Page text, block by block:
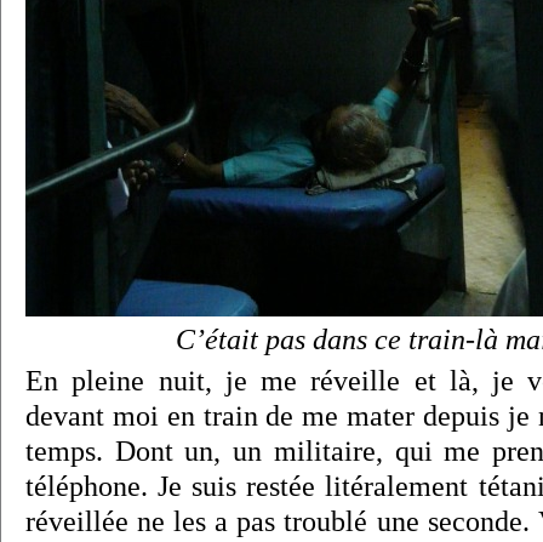
C’était pas dans ce train-là
En pleine nuit, je me réveille et là, je
devant moi en train de me mater depuis je
temps. Dont un, un militaire, qui me
téléphone. Je suis restée litéralement
réveillée ne les a pas troublé une